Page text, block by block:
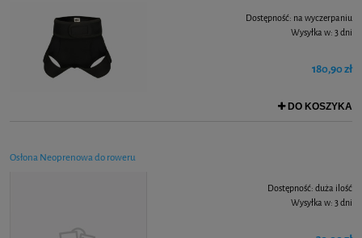
Dostępność: na wyczerpaniu
Wysyłka w: 3 dni
180,90 zł
DO KOSZYKA
Osłona Neoprenowa do roweru
Dostępność: duża ilość
Wysyłka w: 3 dni